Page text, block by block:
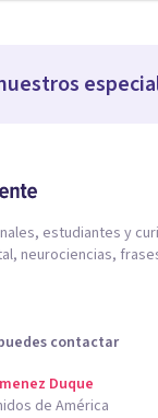
estudiantes y
neurociencias,
contactar
Duque
de América